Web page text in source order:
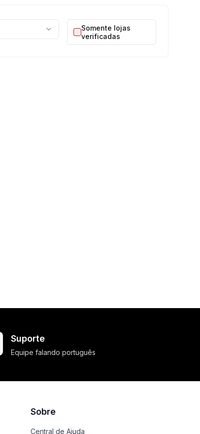
Somente lojas
verificadas
Suporte
Equipe falando português
Sobre
Central de Ajuda